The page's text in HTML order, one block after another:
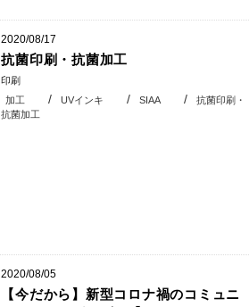
2020/08/17
抗菌印刷・抗菌加工
印刷
加工
UVインキ SIAA
抗菌印刷・
抗菌加工
2020/08/05
【今だから】新型コロナ禍のコミュニ